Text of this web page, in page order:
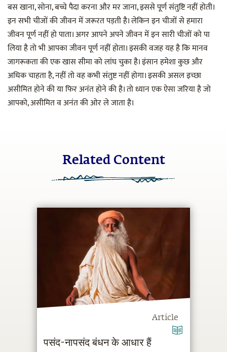
बस खाना, सोना, बच्चे पैदा करना और मर जाना, इससे पूर्ण संतुष्टि नहीं होती।
इन सभी चीजों की जीवन में जरूरत पड़ती है। लेकिन इन चीजों से हमारा
जीवन पूर्ण नहीं हो पाता। अगर आपने अपने जीवन में इन सारी चीजों को पा
लिया है तो भी आपका जीवन पूर्ण नहीं होता। इसकी वजह यह है कि मानव
जागरूकता की एक खास सीमा को लांघ चुका है। इंसान हमेशा कुछ और
अधिक चाहता है, नहीं तो वह कभी संतुष्ट नहीं होगा। इसकी असल इच्छा
असीमित होने की या फिर अनंत होने की है। तो ध्यान एक ऐसा जरिया है जो
आपको, असीमित व अनंत की ओर ले जाता है।
Related Content
Article
पसंद-नापसंद बंधन के आधार हैं